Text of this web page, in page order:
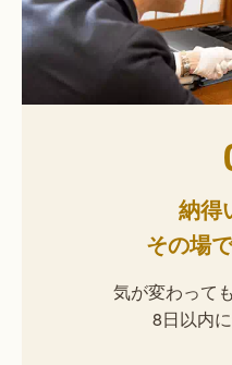
納得
その場
気が変わっても
8日以内